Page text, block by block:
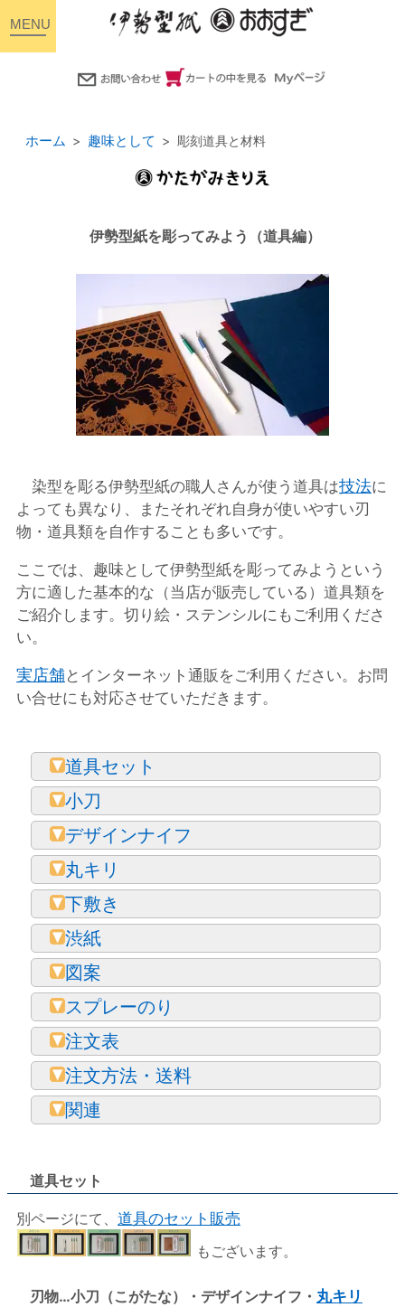
ホーム 趣味として 彫刻道具と材料
伊勢型紙を彫ってみよう（道具編）
染型を彫る伊勢型紙の職人さんが使う道具は技法に
よっても異なり、またそれぞれ自身が使いやすい刃
物・道具類を自作することも多いです。
ここでは、趣味として伊勢型紙を彫ってみようという
方に適した基本的な（当店が販売している）道具類を
ご紹介します。切り絵・ステンシルにもご利用くださ
い。
実店舗とインターネット通販をご利用ください。お問
い合せにも対応させていただきます。
道具セット
小刀
デザインナイフ
丸キリ
下敷き
渋紙
図案
スプレーのり
注文表
注文方法・送料
関連
道具セット
別ページにて、 道具のセット販売
もございます。
刃物…小刀（こがたな）・デザインナイフ・ 丸キリ
toggle
navigation